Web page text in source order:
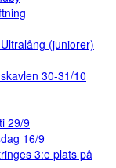
(juniorer)
30-31/10
29/9
16/9
3:e plats på